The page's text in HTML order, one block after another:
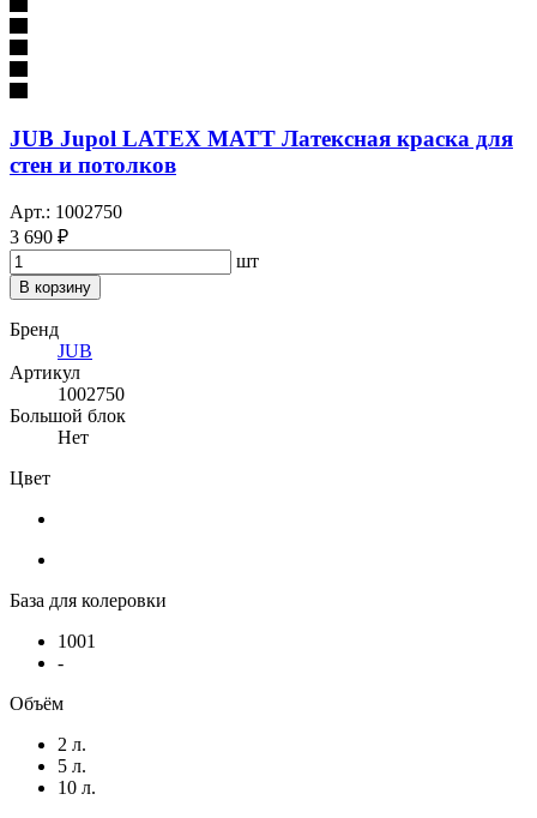
JUB Jupol LATEX MATT Латексная краска для
стен и потолков
Арт.: 1002750
3 690 ₽
шт
В корзину
Бренд
JUB
Артикул
1002750
Большой блок
Нет
Цвет
База для колеровки
1001
-
Объём
2 л.
5 л.
10 л.